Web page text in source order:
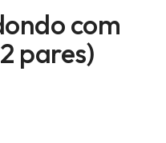
com
pares)